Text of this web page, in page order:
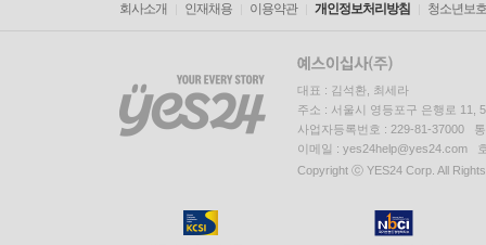
회사소개 인재채용 이용약관 개인정보처리방침 청소년보
대표 : 김석환, 최세라
주소 : 서울시 영등포구 은행로 11,
사업자등록번호 : 229-81-37000
이메일 : yes24help@yes24.com
Copyright ⓒ YES24 Corp. All